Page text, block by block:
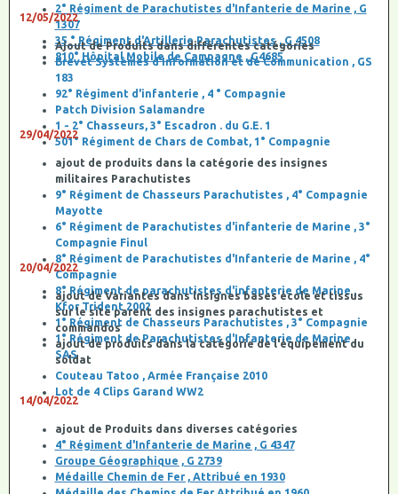
2° Régiment de Parachutistes d'Infanterie de Marine , G
1307
35 ° Régiment d'Artillerie Parachutistes , G 4508
810° Hôpital Mobile de Campagne , G4685
12/05/2022
Ajout de Produits dans différentes catégories
Brevet Systèmes d’Information et de Communication , GS
183
92° Régiment d'infanterie , 4 ° Compagnie
Patch Division Salamandre
1 - 2° Chasseurs, 3° Escadron . du G.E. 1
501° Régiment de Chars de Combat, 1° Compagnie
29/04/2022
ajout de produits dans la catégorie des insignes
militaires Parachutistes
9° Régiment de Chasseurs Parachutistes , 4° Compagnie
Mayotte
6° Régiment de Parachutistes d'infanterie de Marine , 3°
Compagnie Finul
8° Régiment de Parachutistes d'Infanterie de Marine , 4°
Compagnie
8° Régiment de parachutistes d'infanterie de Marine ,
Kfor Trident 2002
1° Régiment de Chasseurs Parachutistes , 3° Compagnie
1° Régiment de Parachutistes d'Infanterie de Marine ,
SAS
20/04/2022
ajout de Variantes dans lnsignes bases école et tissus
sur le site parent des insignes parachutistes et
commandos
ajout de produits dans la catégorie de l'équipement du
soldat
Couteau Tatoo , Armée Française 2010
Lot de 4 Clips Garand WW2
14/04/2022
ajout de Produits dans diverses catégories
4° Régiment d'Infanterie de Marine , G 4347
Groupe Géographique , G 2739
Médaille Chemin de Fer , Attribué en 1930